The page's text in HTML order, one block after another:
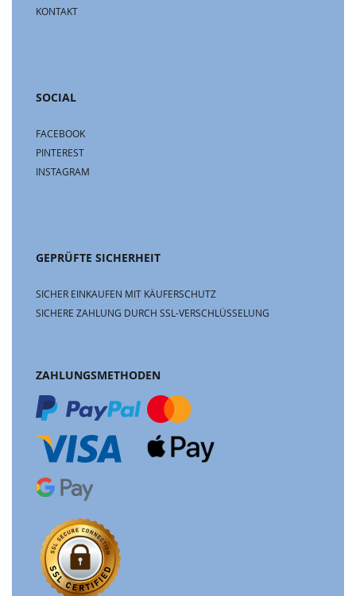
KONTAKT
SOCIAL
FACEBOOK
PINTEREST
INSTAGRAM
GEPRÜFTE SICHERHEIT
SICHER EINKAUFEN MIT KÄUFERSCHUTZ
SICHERE ZAHLUNG DURCH SSL-VERSCHLÜSSELUNG
ZAHLUNGSMETHODEN